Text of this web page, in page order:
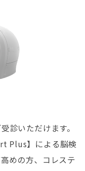
診いただけます。
Plus】による脳検
めの方、コレステ